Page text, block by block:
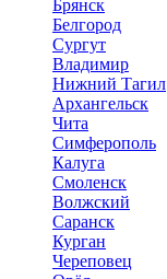
Брянск
Белгород
Сургут
Владимир
Нижний Тагил
Архангельск
Чита
Симферополь
Калуга
Смоленск
Волжский
Саранск
Курган
Череповец